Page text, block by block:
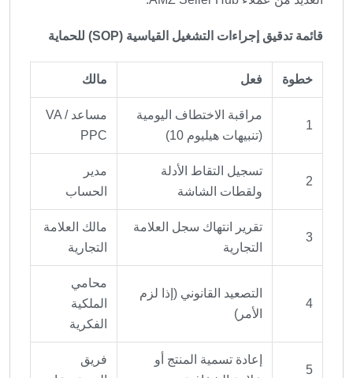
قائمة تدقيق إجراءات التشغيل القياسية (SOP) للحماية
خطوة فعل مالك
1
مراقبة الاختطاف اليومية
(تنبيهات هيليوم 10)
مساعد VA /
PPC
2
تسجيل التقاط الأدلة
ولقطات الشاشة
مدير
الحساب
3
تقرير انتهاك سجل العلامة
التجارية
مالك العلامة
التجارية
4
التصعيد القانوني (إذا لزم
الأمر)
محامي
الملكية
الفكرية
5
إعادة تسمية المنتج أو
فريق